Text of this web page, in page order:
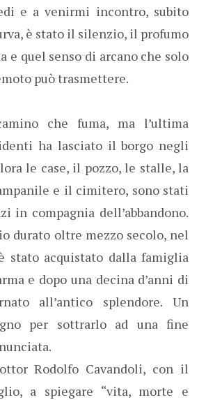
e a venirmi incontro, subito
è stato il silenzio, il profumo
e quel senso di arcano che solo
può trasmettere.
che fuma, ma l’ultima
ha lasciato il borgo negli
le case, il pozzo, le stalle, la
e il cimitero, sono stati
in compagnia dell’abbandono.
durato oltre mezzo secolo, nel
stato acquistato dalla famiglia
e dopo una decina d’anni di
all’antico splendore. Un
per sottrarlo ad una fine
Rodolfo Cavandoli, con il
a spiegare “vita, morte e